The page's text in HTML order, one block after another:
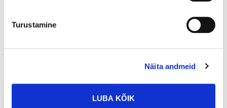
Turustamine
Näita andmeid
LUBA KÕIK
küljed ja siinid on valmistatud 42 x 115 mm profiilidest, mis on
kinnitatud tüüblite ja keskkonnasäästliku liimiga. Paneelid on